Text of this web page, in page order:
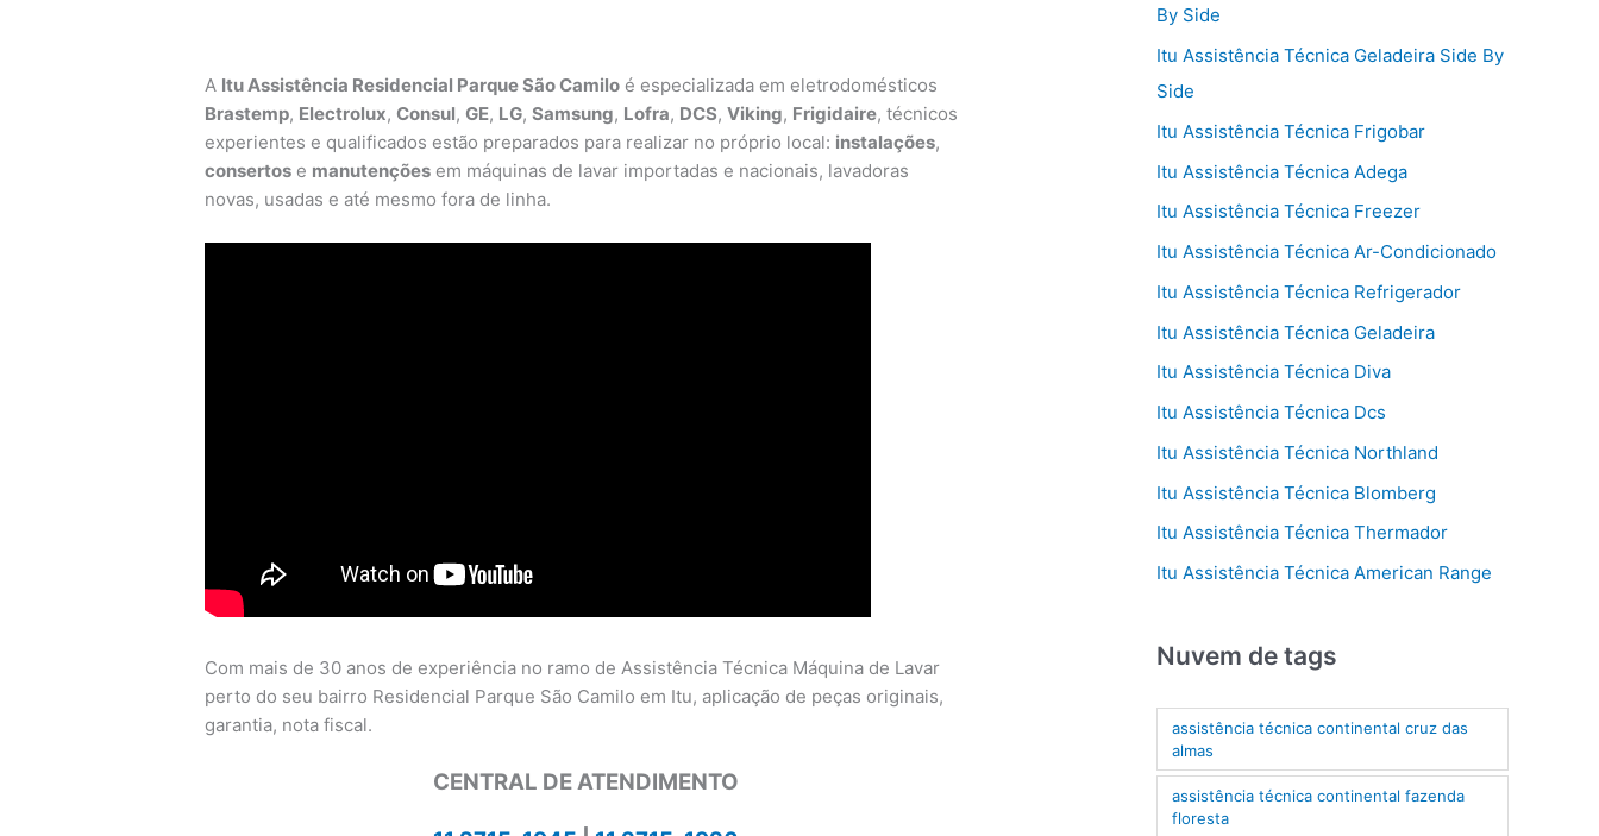
A Itu Assistência Residencial Parque São Camilo é especializada em eletrodomésticos
Brastemp, Electrolux,Consul,GE, LG,Samsung, Lofra, DCS,Viking, Frigidaire, técnicos
experientes e qualificados estão preparados para realizar no próprio local: instalações,
consertos e manutenções em máquinas de lavar importadas e nacionais, lavadoras
novas, usadas e até mesmo fora de linha.
Com mais de 30 anos de experiência no ramo de Assistência Técnica Máquina de Lavar
perto do seu bairro Residencial Parque São Camilo em Itu, aplicação de peças originais,
garantia, nota fiscal.
CENTRAL DE ATENDIMENTO
By Side
Itu Assistência Técnica Geladeira Side By
Side
Itu Assistência Técnica Frigobar
Itu Assistência Técnica Adega
Itu Assistência Técnica Freezer
Itu Assistência Técnica Ar-Condicionado
Itu Assistência Técnica Refrigerador
Itu Assistência Técnica Geladeira
Itu Assistência Técnica Diva
Itu Assistência Técnica Dcs
Itu Assistência Técnica Northland
Itu Assistência Técnica Blomberg
Itu Assistência Técnica Thermador
Itu Assistência Técnica American Range
Nuvem de tags
assistência técnica continental cruz das
almas
assistência técnica continental fazenda
floresta